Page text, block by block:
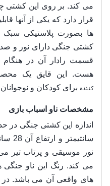
می کند. بر روی این کشتی
قرار دارد که یکی از آنها
ها بصورت پلاستیکی
کشتی جنگی دارای نور و
قسمت رادار آن در
هست. ا ین قایق یک
کننده برای کودکان و
مشخصات ناو اسباب بازی
نور موسیقی و پرتاب تیر
می کند. رنگ این ناو
های واقعی آن می باشد.